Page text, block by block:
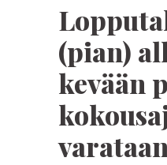
(pian)
kevään